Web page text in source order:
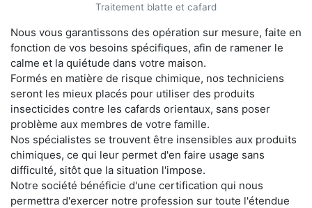
Traitement blatte et cafard
Nous vous garantissons des opération sur mesure, faite en
fonction de vos besoins spécifiques, afin de ramener le
calme et la quiétude dans votre maison.
Formés en matière de risque chimique, nos techniciens
seront les mieux placés pour utiliser des produits
insecticides contre les cafards orientaux, sans poser
problème aux membres de votre famille.
Nos spécialistes se trouvent être insensibles aux produits
chimiques, ce qui leur permet d'en faire usage sans
difficulté, sitôt que la situation l'impose.
Notre société bénéficie d'une certification qui nous
permettra d'exercer notre profession sur toute l'étendue